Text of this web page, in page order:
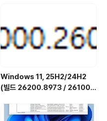
업데이트)
Windows 11, 25H2/24H2
(빌드 26200.8973 / 26100.
합판 6in1 [한글/영문판]